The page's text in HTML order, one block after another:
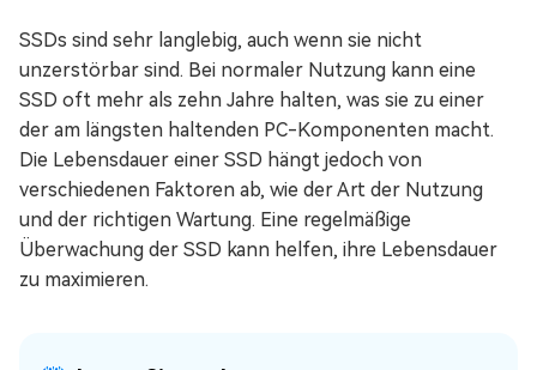
SSDs sind sehr langlebig, auch wenn sie nicht
unzerstörbar sind. Bei normaler Nutzung kann eine
SSD oft mehr als zehn Jahre halten, was sie zu einer
der am längsten haltenden PC-Komponenten macht.
Die Lebensdauer einer SSD hängt jedoch von
verschiedenen Faktoren ab, wie der Art der Nutzung
und der richtigen Wartung. Eine regelmäßige
Überwachung der SSD kann helfen, ihre Lebensdauer
zu maximieren.